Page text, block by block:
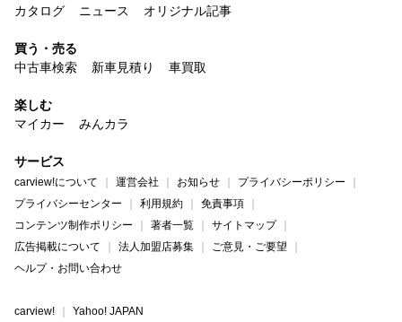
カタログ
ニュース オリジナル記事
買う・売る
中古車検索
新車見積り 車買取
楽しむ
マイカー
みんカラ
サービス
carview!について 運営会社 お知らせ
プライバシーポリシー
プライバシーセンター
利用規約
免責事項
コンテンツ制作ポリシー
著者一覧
サイトマップ
広告掲載について
法人加盟店募集
ご意見・ご要望
ヘルプ・お問い合わせ
carview! Yahoo! JAPAN